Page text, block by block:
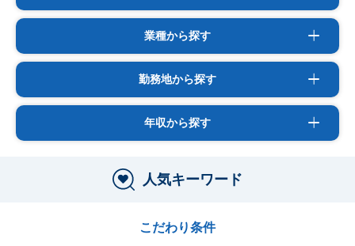
業種から探す
勤務地から探す
年収から探す
人気キーワード
こだわり条件